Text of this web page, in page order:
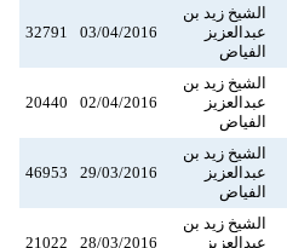
الشيخ زيد بن
عبدالعزيز
الفياض
03/04/2016
32791
الشيخ زيد بن
عبدالعزيز
الفياض
02/04/2016
20440
الشيخ زيد بن
عبدالعزيز
الفياض
29/03/2016
46953
الشيخ زيد بن
عبدالعزيز
28/03/2016
21022